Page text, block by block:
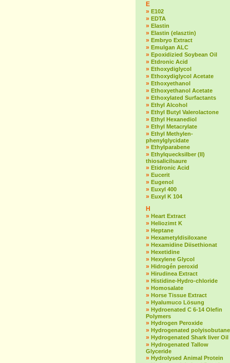
E
» E102
» EDTA
» Elastin
» Elastin (elasztin)
» Embryo Extract
» Emulgan ALC
» Epoxidizied Soybean Oil
» Etdronic Acid
» Ethoxydiglycol
» Ethoxydiglycol Acetate
» Ethoxyethanol
» Ethoxyethanol Acetate
» Ethoxylated Surfactants
» Ethyl Alcohol
» Ethyl Butyl Valerolactone
» Ethyl Hexanediol
» Ethyl Metacrylate
» Ethyl Methylen-
phenylglycidate
» Ethylparabene
» Ethylquecksilber (II)
thiosalicilsaure
» Etidronic Acid
» Eucerit
» Eugenol
» Euxyl 400
» Euxyl K 104
H
» Heart Extract
» Heliozimt K
» Heptane
» Hexametyldisiloxane
» Hexamidine Diisethionat
» Hexetidine
» Hexylene Glycol
» Hidrogén peroxid
» Hirudinea Extract
» Histidine-Hydro-chloride
» Homosalate
» Horse Tissue Extract
» Hyalumuco Lösung
» Hydroenated C 6-14 Olefin
Polymers
» Hydrogen Peroxide
» Hydrogenated polyisobutane
» Hydrogenated Shark liver Oil
» Hydrogenated Tallow
Glyceride
» Hydrolysed Animal Protein